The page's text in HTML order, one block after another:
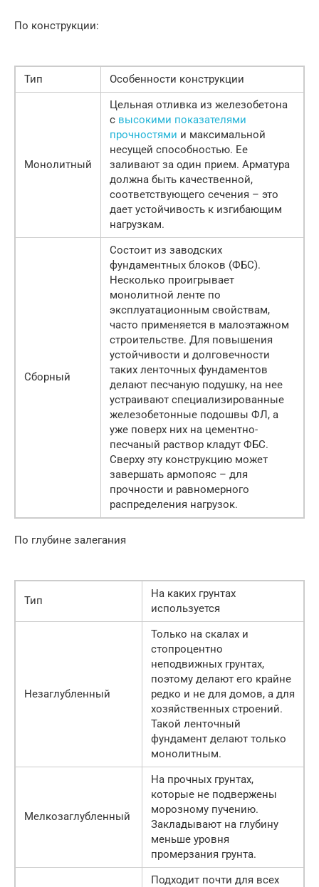
По конструкции:
Тип Особенности конструкции
Монолитный
Цельная отливка из железобетона
с высокими показателями
прочностями и максимальной
несущей способностью. Ее
заливают за один прием. Арматура
должна быть качественной,
соответствующего сечения – это
дает устойчивость к изгибающим
нагрузкам.
Сборный
Состоит из заводских
фундаментных блоков (ФБС).
Несколько проигрывает
монолитной ленте по
эксплуатационным свойствам,
часто применяется в малоэтажном
строительстве. Для повышения
устойчивости и долговечности
таких ленточных фундаментов
делают песчаную подушку, на нее
устраивают специализированные
железобетонные подошвы ФЛ, а
уже поверх них на цементно-
песчаный раствор кладут ФБС.
Сверху эту конструкцию может
завершать армопояс – для
прочности и равномерного
распределения нагрузок.
По глубине залегания
Тип
На каких грунтах
используется
Незаглубленный
Только на скалах и
стопроцентно
неподвижных грунтах,
поэтому делают его крайне
редко и не для домов, а для
хозяйственных строений.
Такой ленточный
фундамент делают только
монолитным.
Мелкозаглубленный
На прочных грунтах,
которые не подвержены
морозному пучению.
Закладывают на глубину
меньше уровня
промерзания грунта.
Подходит почти для всех